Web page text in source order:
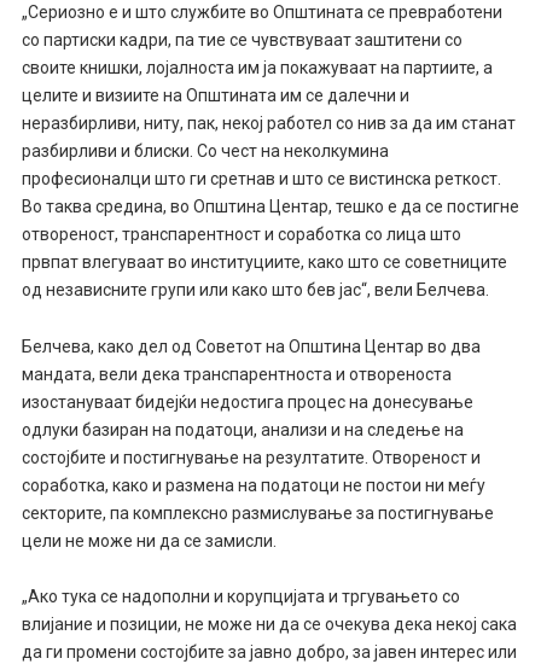
„Сериозно е и што службите во Општината се превработени
со партиски кадри, па тие се чувствуваат заштитени со
своите книшки, лојалноста им ја покажуваат на партиите, а
целите и визиите на Општината им се далечни и
неразбирливи, ниту, пак, некој работел со нив за да им станат
разбирливи и блиски. Со чест на неколкумина
професионалци што ги сретнав и што се вистинска реткост.
Во таква средина, во Општина Центар, тешко е да се постигне
отвореност, транспарентност и соработка со лица што
првпат влегуваат во институциите, како што се советниците
од независните групи или како што бев јас“, вели Белчева.
Белчева, како дел од Советот на Општина Центар во два
мандата, вели дека транспарентноста и отвореноста
изостануваат бидејќи недостига процес на донесување
одлуки базиран на податоци, анализи и на следење на
состојбите и постигнување на резултатите. Отвореност и
соработка, како и размена на податоци не постои ни меѓу
секторите, па комплексно размислување за постигнување
цели не може ни да се замисли.
„Ако тука се надополни и корупцијата и тргувањето со
влијание и позиции, не може ни да се очекува дека некој сака
да ги промени состојбите за јавно добро, за јавен интерес или